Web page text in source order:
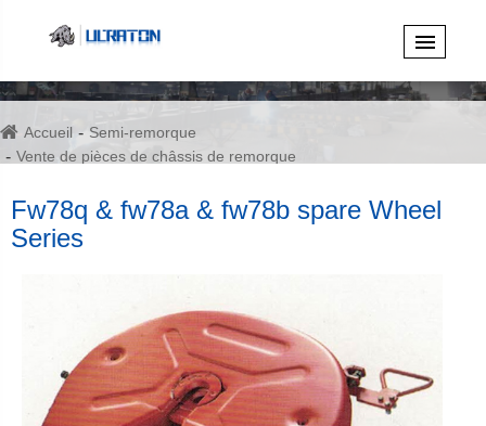
Accueil
Semi-remorque
Vente de pièces de châssis de remorque
Fw78q & fw78a & fw78b spare Wheel Series
Fw78q & fw78a & fw78b spare Wheel
Series